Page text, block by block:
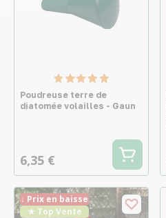
Poudreuse terre de
diatomée volailles - Gaun
6,35 €
↓ Prix en baisse
★ Top Vente